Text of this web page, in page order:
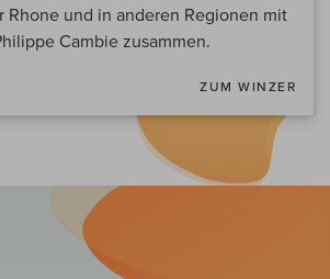
Rhone und in anderen Regionen mit
Cambie zusammen.
ZUM WINZER